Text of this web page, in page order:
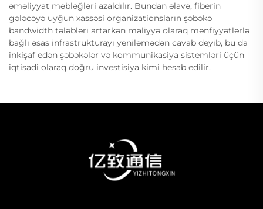
əməliyyat məbləğləri azaldılır. Bundan əlavə, fiberin
gələcəyə uyğun xassəsi organizationsların şəbəkə
bandwidth tələbləri artarkən maliyyə olaraq mənfiyyətlərlə
bağlı əsas infrastrukturayı yeniləmədən cavab deyib, bu da
inkişaf edən şəbəkələr və kommunikasiya sistemləri üçün
iqtisadi olaraq doğru investisiya kimi hesab edilir.